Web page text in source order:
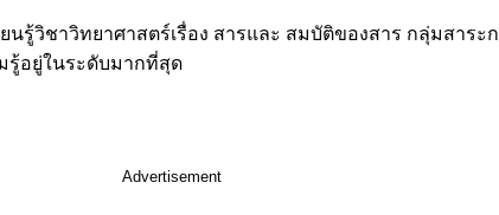
รู้วิชาวิทยาศาสตร์เรื่อง สารและ สมบัติของสาร กลุ่มสาระ
รู้อยู่ในระดับมากที่สุด
Advertisement